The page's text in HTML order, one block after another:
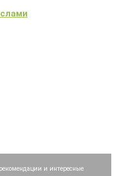
и интересные